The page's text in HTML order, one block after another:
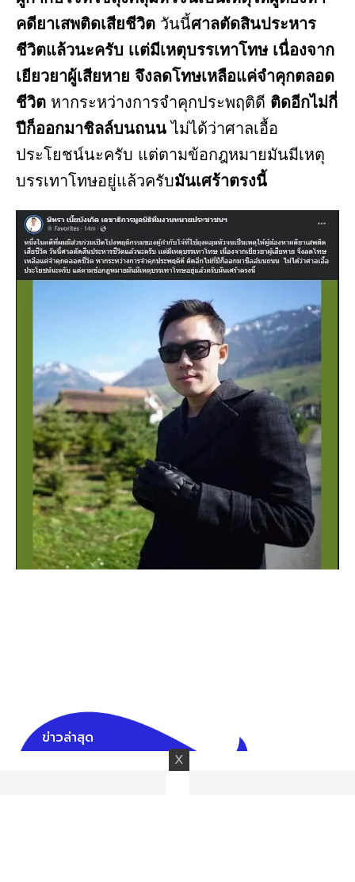
คดียาเสพติดเสียชีวิต วันนี้ศาลตัดสินประหาร
ชีวิตแล้วนะครับ เเต่มีเหตุบรรเทาโทษ เนื่องจาก
เยียวยาผู้เสียหาย จึงลดโทษเหลือแค่จำคุกตลอด
ชีวิต หากระหว่างการจำคุกประพฤติดี ติดอีกไม่กี่
ปีก็ออกมาชิลล์บนถนนไม่ได้ว่าศาลเอื้อ
ประโยชน์นะครับ แต่ตามข้อกฎหมายมันมีเหตุ
บรรเทาโทษอยู่แล้วครับมันเศร้าตรงนี้
ข่าวล่าสุด